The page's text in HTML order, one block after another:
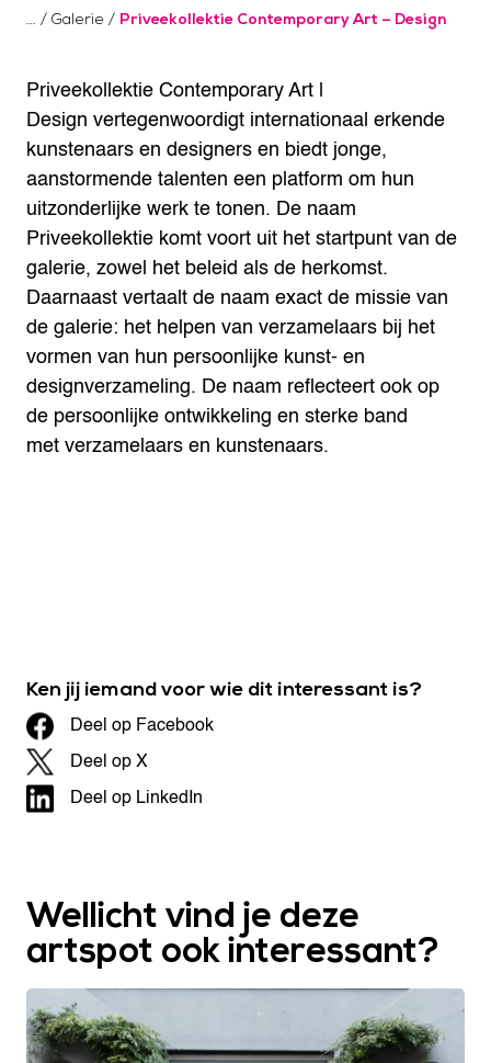
/ Galerie / Priveekollektie Contemporary Art – Design
Priveekollektie Contemporary Art |
Design vertegenwoordigt internationaal erkende
kunstenaars en designers en biedt jonge,
aanstormende talenten een platform om hun
uitzonderlijke werk te tonen. De naam
Priveekollektie komt voort uit het startpunt van de
galerie, zowel het beleid als de herkomst.
Daarnaast vertaalt de naam exact de missie van
de galerie: het helpen van verzamelaars bij het
vormen van hun persoonlijke kunst- en
designverzameling. De naam reflecteert ook op
de persoonlijke ontwikkeling en sterke band
met verzamelaars en kunstenaars.
Ken jij iemand voor wie dit interessant is?
Deel op Facebook
Deel op X
Deel op LinkedIn
Wellicht vind je deze
artspot ook interessant?